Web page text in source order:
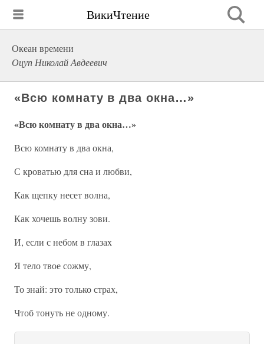
ВикиЧтение
Океан времени
Оцуп Николай Авдеевич
«Всю комнату в два окна…»
«Всю комнату в два окна…»
Всю комнату в два окна,
С кроватью для сна и любви,
Как щепку несет волна,
Как хочешь волну зови.
И, если с небом в глазах
Я тело твое сожму,
То знай: это только страх,
Чтоб тонуть не одному.